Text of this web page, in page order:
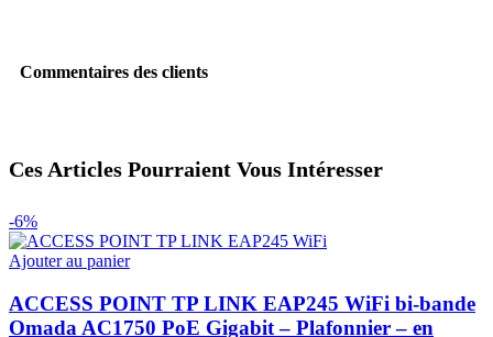
Commentaires des clients
Ces Articles Pourraient Vous Intéresser
-6%
Ajouter au panier
ACCESS POINT TP LINK EAP245 WiFi bi-bande
Omada AC1750 PoE Gigabit – Plafonnier – en